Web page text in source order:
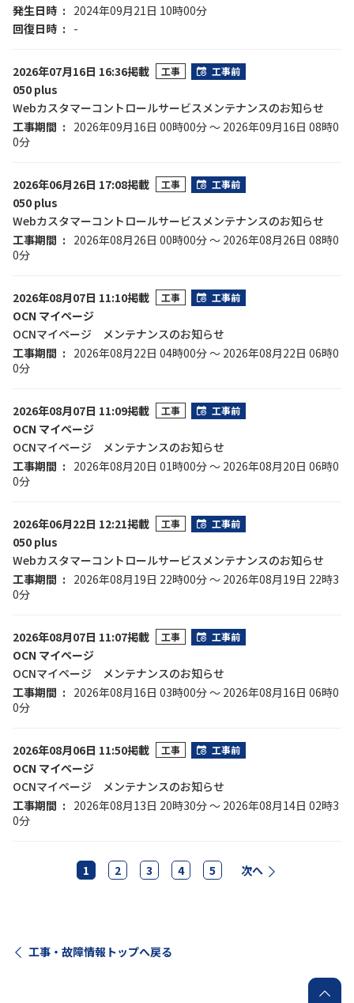
発生日時
2024年09月21日 10時00分
回復日時
-
2026年07月16日 16:36掲載 工事 工事前
050 plus
Webカスタマーコントロールサービスメンテナンスのお知らせ
工事期間
2026年09月16日 00時00分 ～ 2026年09月16日 08時0
0分
2026年06月26日 17:08掲載 工事 工事前
050 plus
Webカスタマーコントロールサービスメンテナンスのお知らせ
工事期間
2026年08月26日 00時00分 ～ 2026年08月26日 08時0
0分
2026年08月07日 11:10掲載 工事 工事前
OCN マイページ
OCNマイページ メンテナンスのお知らせ
工事期間
2026年08月22日 04時00分 ～ 2026年08月22日 06時0
0分
2026年08月07日 11:09掲載 工事 工事前
OCN マイページ
OCNマイページ メンテナンスのお知らせ
工事期間
2026年08月20日 01時00分 ～ 2026年08月20日 06時0
0分
2026年06月22日 12:21掲載 工事 工事前
050 plus
Webカスタマーコントロールサービスメンテナンスのお知らせ
工事期間
2026年08月19日 22時00分 ～ 2026年08月19日 22時3
0分
2026年08月07日 11:07掲載 工事 工事前
OCN マイページ
OCNマイページ メンテナンスのお知らせ
工事期間
2026年08月16日 03時00分 ～ 2026年08月16日 06時0
0分
2026年08月06日 11:50掲載 工事 工事前
OCN マイページ
OCNマイページ メンテナンスのお知らせ
工事期間
2026年08月13日 20時30分 ～ 2026年08月14日 02時3
0分
1 2 3 4 5 次へ
工事・故障情報トップへ戻る